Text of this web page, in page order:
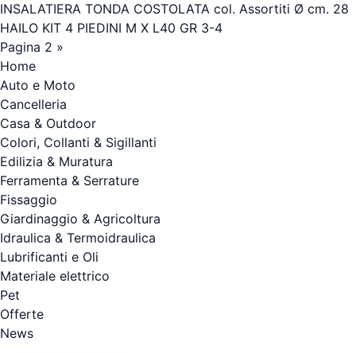
INSALATIERA TONDA COSTOLATA col. Assortiti Ø cm. 28
HAILO KIT 4 PIEDINI M X L40 GR 3-4
Pagina 2 »
Home
Auto e Moto
Cancelleria
Casa & Outdoor
Colori, Collanti & Sigillanti
Edilizia & Muratura
Ferramenta & Serrature
Fissaggio
Giardinaggio & Agricoltura
Idraulica & Termoidraulica
Lubrificanti e Oli
Materiale elettrico
Pet
Offerte
News